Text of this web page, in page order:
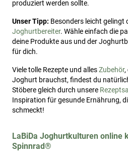
produziert werden sollte.
Unser Tipp: Besonders leicht
Joghurtbereiter. Wähle einfach die
deine Produkte aus und der
für dich.
Viele tolle Rezepte und allesZubehör,
Joghurt brauchst, findest du
Stöbere gleich durch unsere
Inspiration für gesunde Ernährung,
schmeckt!
LaBiDa Joghurtkulturen online
Spinnrad®